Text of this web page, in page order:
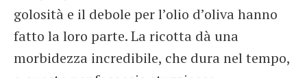
golosità e il debole per l’olio d’oliva hanno
fatto la loro parte. La ricotta dà una
morbidezza incredibile, che dura nel tempo,